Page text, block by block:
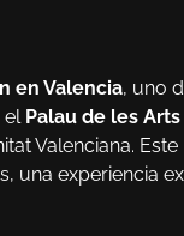
en Valencia, uno
el Palau de les
Valenciana.
una experiencia